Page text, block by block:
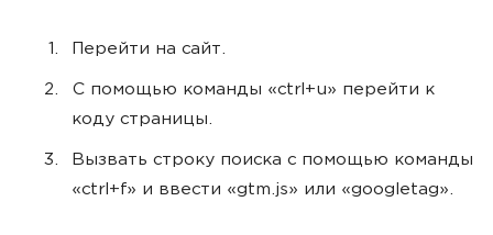
Перейти на сайт.
С помощью команды «ctrl+u» перейти к
коду страницы.
Вызвать строку поиска с помощью команды
«ctrl+f» и ввести «gtm.js» или «googletag».